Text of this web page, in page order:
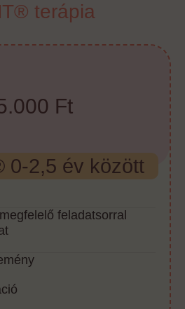
terápia
Ft
0-2,5 év között
feladatsorral